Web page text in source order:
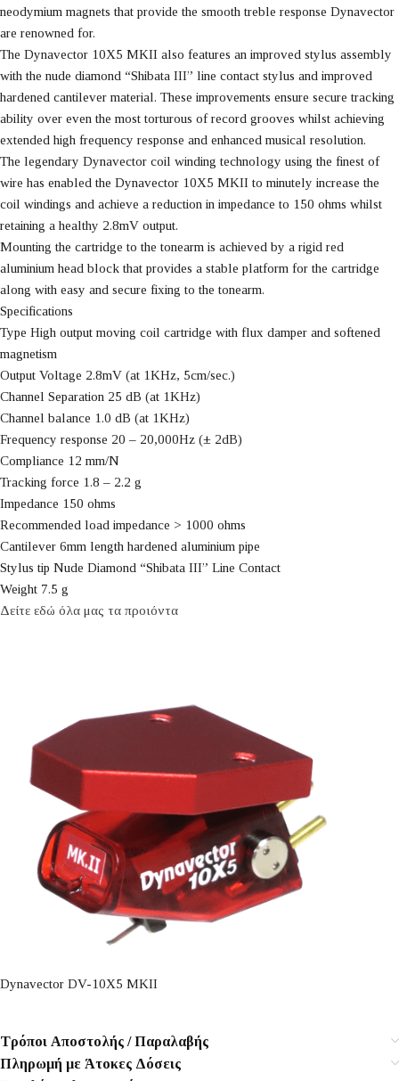
neodymium magnets that provide the smooth treble response Dynavector
are renowned for.
The Dynavector 10X5 MKII also features an improved stylus assembly
with the nude diamond “Shibata III” line contact stylus and improved
hardened cantilever material. These improvements ensure secure tracking
ability over even the most torturous of record grooves whilst achieving
extended high frequency response and enhanced musical resolution.
The legendary Dynavector coil winding technology using the finest of
wire has enabled the Dynavector 10X5 MKII to minutely increase the
coil windings and achieve a reduction in impedance to 150 ohms whilst
retaining a healthy 2.8mV output.
Mounting the cartridge to the tonearm is achieved by a rigid red
aluminium head block that provides a stable platform for the cartridge
along with easy and secure fixing to the tonearm.
Specifications
Type High output moving coil cartridge with flux damper and softened
magnetism
Output Voltage 2.8mV (at 1KHz, 5cm/sec.)
Channel Separation 25 dB (at 1KHz)
Channel balance 1.0 dB (at 1KHz)
Frequency response 20 – 20,000Hz (± 2dB)
Compliance 12 mm/N
Tracking force 1.8 – 2.2 g
Impedance 150 ohms
Recommended load impedance > 1000 ohms
Cantilever 6mm length hardened aluminium pipe
Stylus tip Nude Diamond “Shibata III” Line Contact
Weight 7.5 g
Δείτε εδώ όλα μας τα προιόντα
Dynavector DV-10X5 MKII
Τρόποι Αποστολής / Παραλαβής
Πληρωμή με Άτοκες Δόσεις